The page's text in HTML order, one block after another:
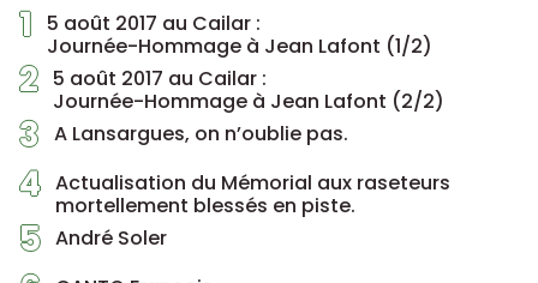
1
5 août 2017 au Cailar :
Journée-Hommage à Jean Lafont (1/2)
2 5 août 2017 au Cailar :
Journée-Hommage à Jean Lafont (2/2)
3 A Lansargues, on n’oublie pas.
4 Actualisation du Mémorial aux raseteurs
mortellement blessés en piste.
5 André Soler